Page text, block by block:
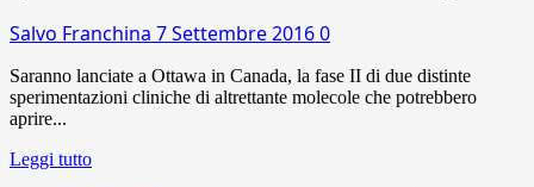
Salvo Franchina 7 Settembre 20160
Saranno lanciate a Ottawa in Canada, la fase II di due distinte
sperimentazioni cliniche di altrettante molecole che potrebbero
aprire...
Leggi tutto